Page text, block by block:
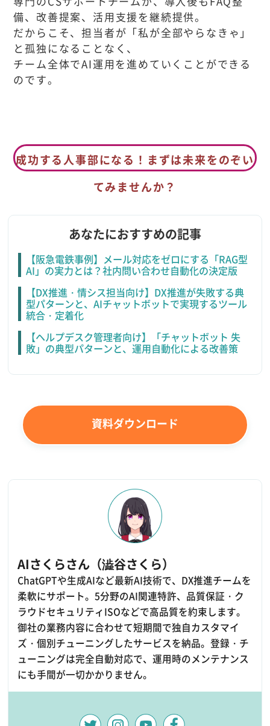
備、改善提案、活用支援を継続提供。
だからこそ、担当者が「私が全部やらなきゃ」
と孤独になることなく、
チーム全体でAI運用を進めていくことができる
のです。
成功する人事部になる！まずは未来をのぞい
てみませんか？
あなたにおすすめの記事
【阪急電鉄事例】メール対応をゼロにする「RAG型
AI」の実力とは？社内問い合わせ自動化の決定版
【DX推進・情シス担当向け】DX推進が失敗する典
型パターンと、AIチャットボットで実現するツール
統合・定着化
【ヘルプデスク管理者向け】「チャットボット 失
敗」の典型パターンと、運用自動化による改善策
資料ダウンロード
AIさくらさん（澁谷さくら）
ChatGPTや生成AIなど最新AI技術で、DX推進チームを
柔軟にサポート。5分野のAI関連特許、品質保証・ク
ラウドセキュリティISOなどで高品質を約束します。
御社の業務内容に合わせて短期間で独自カスタマイ
ズ・個別チューニングしたサービスを納品。登録・チ
ューニングは完全自動対応で、運用時のメンテナンス
にも手間が一切かかりません。